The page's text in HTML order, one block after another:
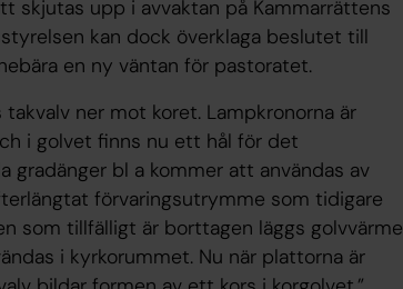
skjutas upp i avvaktan på Kammarrättens
kan dock överklaga beslutet till
en ny väntan för pastoratet.
ner mot koret. Lampkronorna är
i golvet finns nu ett hål för det
gradänger bl a kommer att användas av
förvaringsutrymme som tidigare
som tillfälligt är borttagen läggs golvvärme
i kyrkorummet. Nu när plattorna är